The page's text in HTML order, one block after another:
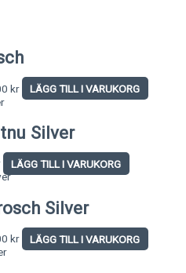
kr LÄGG TILL I VARUKORG
Silver
LÄGG TILL I VARUKORG
Silver
kr LÄGG TILL I VARUKORG